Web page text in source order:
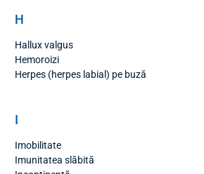
H
Hallux valgus
Hemoroizi
Herpes (herpes labial) pe buză
I
Imobilitate
Imunitatea slăbită